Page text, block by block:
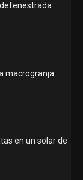
macrogranja
en un solar de